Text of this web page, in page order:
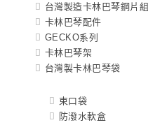
台灣製造卡林巴琴鋼片組
卡林巴琴配件
GECKO系列
卡林巴琴架
台灣製卡林巴琴袋
束口袋
防潑水軟盒